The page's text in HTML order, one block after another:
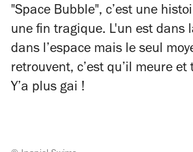
"Space Bubble", c’est une
une fin tragique. L'un est dans
dans l’espace mais le seul
retrouvent, c’est qu’il meure et
Y’a plus gai !